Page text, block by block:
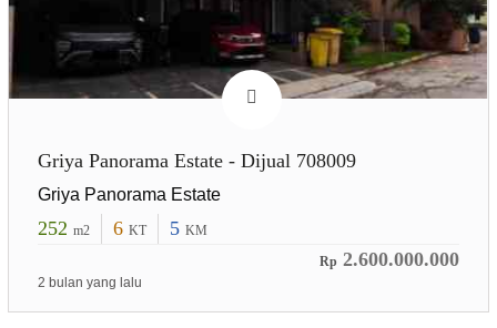
Griya Panorama Estate - Dijual 708009
Griya Panorama Estate
252 m2 6 KT 5 KM
Rp 2.600.000.000
2 bulan yang lalu